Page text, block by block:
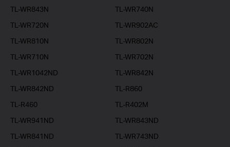
TL-WR843N
TL-WR740N
TL-WR720N
TL-WR902AC
TL-WR810N
TL-WR802N
TL-WR710N
TL-WR702N
TL-WR1042ND
TL-WR842N
TL-WR842ND
TL-R860
TL-R460
TL-R402M
TL-WR941ND
TL-WR843ND
TL-WR841ND
TL-WR743ND